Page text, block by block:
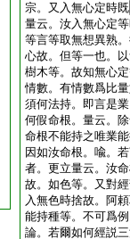
宗。又入無心定時既
量云。汝入無心定
等言等取無想異熟
心故。但等一也。
樹木等。故知無心
情數。有情數爲比
須何法持。即言是
何假命根。量云。
命根不能持之唯業
因如汝命根。喩。
者。更立量云。汝
故。如色等。又對
入無色時捨故。阿
能持種等。不可爲
論。若爾如何經説